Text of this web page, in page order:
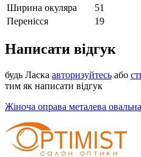
Ширина окуляра
51
Перенісся
19
Написати відгук
будь Ласка авторизуйтесь або
тим як написати відгук
Жіноча оправа металева овальна